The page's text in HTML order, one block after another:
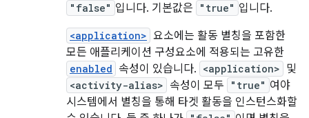
"false" 입니다. 기본값은 "true" 입니다.
<application> 요소에는 활동 별칭을 포함한
모든 애플리케이션 구성요소에 적용되는 고유한
enabled 속성이 있습니다. <application> 및
<activity-alias> 속성이 모두 "true" 여야
시스템에서 별칭을 통해 타겟 활동을 인스턴스화할